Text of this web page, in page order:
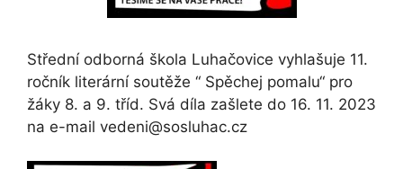
Střední odborná škola Luhačovice vyhlašuje 11.
ročník literární soutěže “ Spěchej pomalu“ pro
žáky 8. a 9. tříd. Svá díla zašlete do 16. 11. 2023
na e-mail vedeni@sosluhac.cz